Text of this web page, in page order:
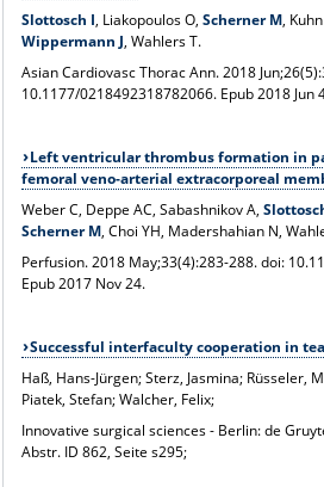
Slottosch I, Liakopoulos O, Scherner M,
Wippermann J, Wahlers T.
Asian Cardiovasc Thorac Ann. 2018
10.1177/0218492318782066. Epub 2018 Jun
Left ventricular thrombus formation in
femoral veno-arterial extracorporeal
Weber C, Deppe AC, Sabashnikov A,
Scherner M, Choi YH, Madershahian N,
Perfusion. 2018 May;33(4):283-288. doi:
Epub 2017 Nov 24.
Successful interfaculty cooperation in
Haß, Hans-Jürgen; Sterz, Jasmina; Rüsseler,
Piatek, Stefan; Walcher, Felix;
Innovative surgical sciences - Berlin: de
Abstr. ID 862, Seite s295;